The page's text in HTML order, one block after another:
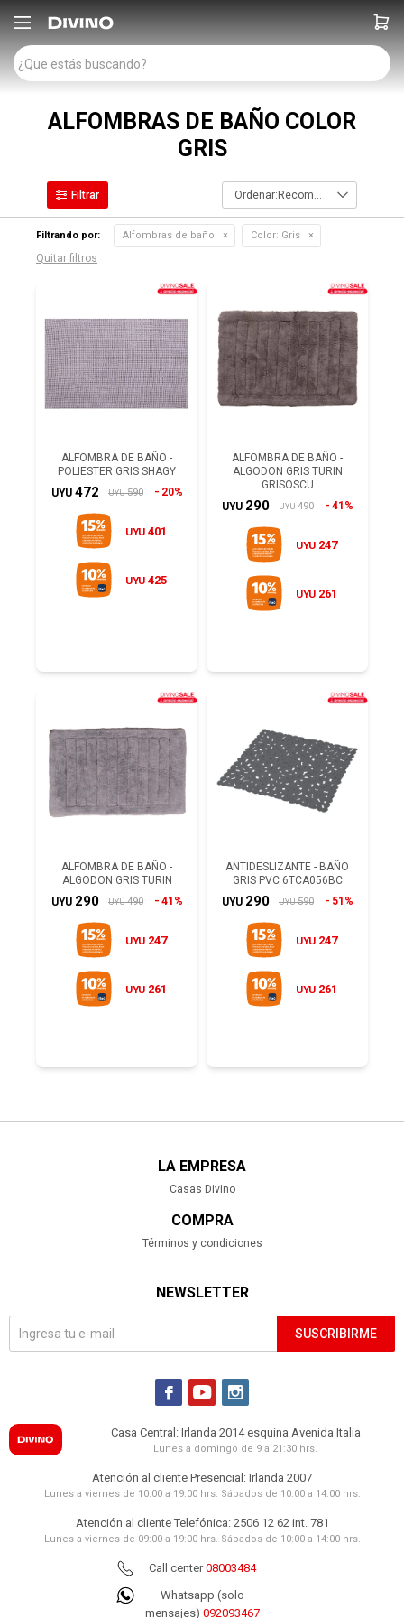

ALFOMBRAS DE BAÑO COLOR
GRIS
Recomendados
Filtrando por: Alfombras de baño Color: Gris
Quitar filtros
ALFOMBRA DE BAÑO -
POLIESTER GRIS SHAGY
UYU 472 UYU 590 20%
UYU 401
UYU 425
ALFOMBRA DE BAÑO -
ALGODON GRIS TURIN
GRISOSCU
UYU 290 UYU 490 41%
UYU 247
UYU 261
ALFOMBRA DE BAÑO -
ALGODON GRIS TURIN
UYU 290 UYU 490 41%
UYU 247
UYU 261
ANTIDESLIZANTE - BAÑO
GRIS PVC 6TCA056BC
UYU 290 UYU 590 51%
UYU 247
UYU 261
LA EMPRESA
Casas Divino
COMPRA
Términos y condiciones
NEWSLETTER
SUSCRIBIRME
  
Casa Central: Irlanda 2014 esquina Avenida Italia
Lunes a domingo de 9 a 21:30 hrs.
Atención al cliente Presencial: Irlanda 2007
Lunes a viernes de 10:00 a 19:00 hrs. Sábados de 10:00 a 14:00 hrs.
Atención al cliente Telefónica: 2506 12 62 int. 781
Lunes a viernes de 09:00 a 19:00 hrs. Sábados de 10:00 a 14:00 hrs.
Call center08003484
Whatsapp (solo
mensajes) 092093467